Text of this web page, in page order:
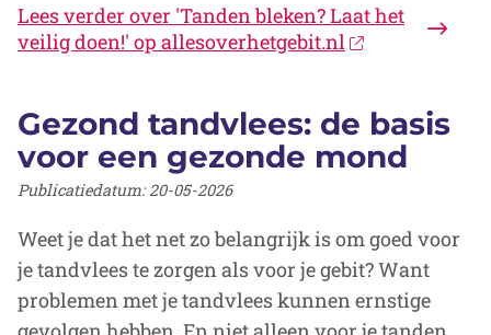
Lees verder over 'Tanden bleken? Laat het
veilig doen!' op allesoverhetgebit.nl
Gezond tandvlees: de basis
voor een gezonde mond
Publicatiedatum:20-05-2026
Weet je dat het net zo belangrijk is om goed voor
je tandvlees te zorgen als voor je gebit? Want
problemen met je tandvlees kunnen ernstige